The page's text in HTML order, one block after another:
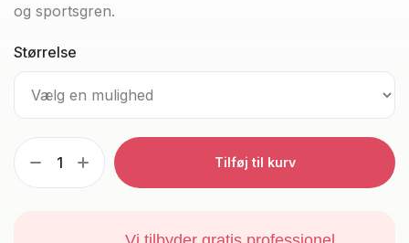
og sportsgren.
Størrelse
Tilføj til kurv